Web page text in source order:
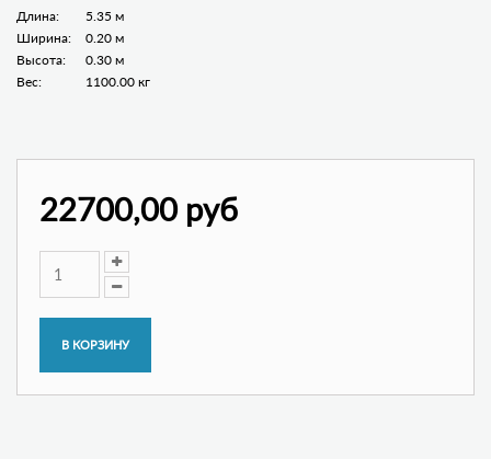
Длина:
5.35 м
Ширина:
0.20 м
Высота:
0.30 м
Вес:
1100.00 кг
22700,00 руб